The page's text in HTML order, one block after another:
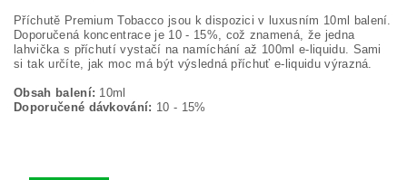
Příchutě Premium Tobacco jsou k dispozici v luxusním 10ml balení.
Doporučená koncentrace je 10 - 15%, což znamená, že jedna
lahvička s příchutí vystačí na namíchání až 100ml e-liquidu. Sami
si tak určíte, jak moc má být výsledná příchuť e-liquidu výrazná.
Obsah balení: 10ml
Doporučené dávkování: 10 - 15%